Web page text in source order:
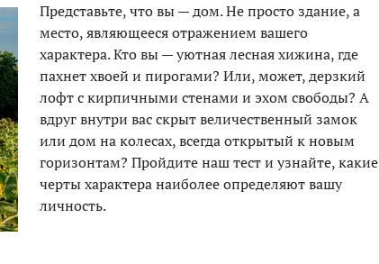
Представьте, что вы — дом. Не просто здание, а
место, являющееся отражением вашего
характера. Кто вы — уютная лесная хижина, где
пахнет хвоей и пирогами? Или, может, дерзкий
лофт с кирпичными стенами и эхом свободы? А
вдруг внутри вас скрыт величественный замок
или дом на колесах, всегда открытый к новым
горизонтам? Пройдите наш тест и узнайте, какие
черты характера наиболее определяют вашу
личность.